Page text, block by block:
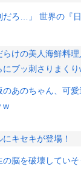
だろ…」 世界の『
らけの美人海鮮料
にブッ刺さりまく
のあのちゃん、可
w
にキセキが登場！
の脳を破壊してい